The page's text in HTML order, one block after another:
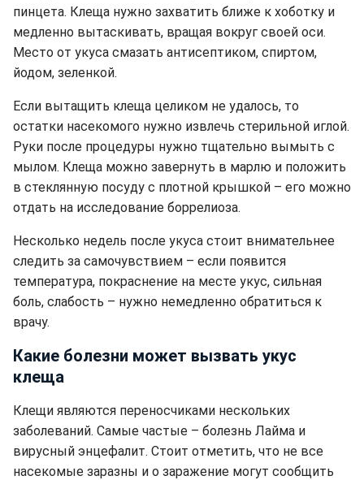
пинцета. Клеща нужно захватить ближе к хоботку и
медленно вытаскивать, вращая вокруг своей оси.
Место от укуса смазать антисептиком, спиртом,
йодом, зеленкой.
Если вытащить клеща целиком не удалось, то
остатки насекомого нужно извлечь стерильной иглой.
Руки после процедуры нужно тщательно вымыть с
мылом. Клеща можно завернуть в марлю и положить
в стеклянную посуду с плотной крышкой – его можно
отдать на исследование боррелиоза.
Несколько недель после укуса стоит внимательнее
следить за самочувствием – если появится
температура, покраснение на месте укус, сильная
боль, слабость – нужно немедленно обратиться к
врачу.
Какие болезни может вызвать укус
клеща
Клещи являются переносчиками нескольких
заболеваний. Самые частые – болезнь Лайма и
вирусный энцефалит. Стоит отметить, что не все
насекомые заразны и о заражение могут сообщить